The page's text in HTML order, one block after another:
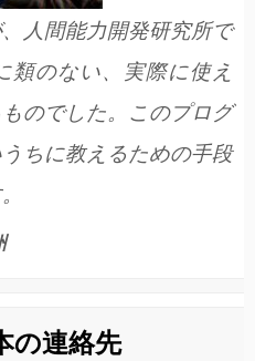
人間能力開発研究所で
類のない、実際に使え
のでした。このプログ
ちに教えるための手段
の連絡先